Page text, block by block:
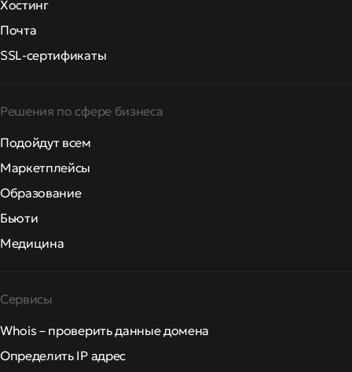
Хостинг
Почта
SSL-сертификаты
Решения по сфере бизнеса
Подойдут всем
Маркетплейсы
Образование
Бьюти
Медицина
Сервисы
Whois – проверить данные домена
Определить IP адрес